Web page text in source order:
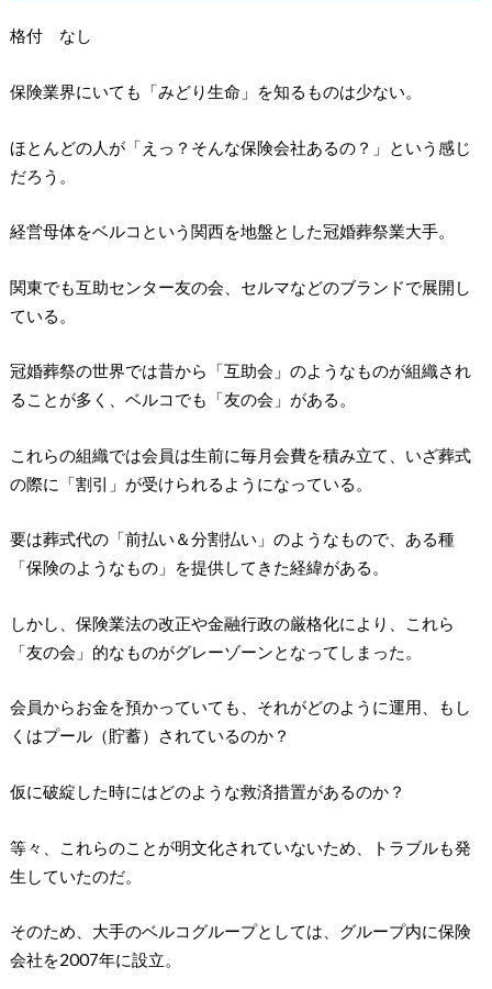
格付 なし
保険業界にいても「みどり生命」を知るものは少ない。
ほとんどの人が「えっ？そんな保険会社あるの？」という感じ
だろう。
経営母体をベルコという関西を地盤とした冠婚葬祭業大手。
関東でも互助センター友の会、セルマなどのブランドで展開し
ている。
冠婚葬祭の世界では昔から「互助会」のようなものが組織され
ることが多く、ベルコでも「友の会」がある。
これらの組織では会員は生前に毎月会費を積み立て、いざ葬式
の際に「割引」が受けられるようになっている。
要は葬式代の「前払い＆分割払い」のようなもので、ある種
「保険のようなもの」を提供してきた経緯がある。
しかし、保険業法の改正や金融行政の厳格化により、これら
「友の会」的なものがグレーゾーンとなってしまった。
会員からお金を預かっていても、それがどのように運用、もし
くはプール（貯蓄）されているのか？
仮に破綻した時にはどのような救済措置があるのか？
等々、これらのことが明文化されていないため、トラブルも発
生していたのだ。
そのため、大手のベルコグループとしては、グループ内に保険
会社を2007年に設立。